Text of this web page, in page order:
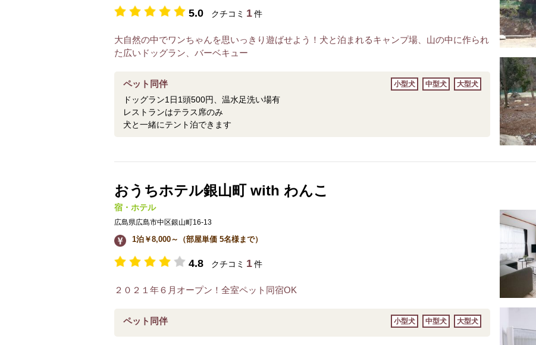
5.0 クチコミ 1件
大自然の中でワンちゃんを思いっきり遊ばせよう！犬と泊まれるキャンプ場、山の中に作られ
た広いドッグラン、バーベキュー
ペット同伴
ドッグラン1日1頭500円、温水足洗い場有
レストランはテラス席のみ
犬と一緒にテント泊できます
小型犬 中型犬 大型犬
おうちホテル銀山町 with わんこ
宿・ホテル
広島県広島市中区銀山町16-13
1泊￥8,000～（部屋単価 5名様まで）
4.8 クチコミ 1件
２０２１年６月オープン！全室ペット同宿OK
ペット同伴 小型犬 中型犬 大型犬